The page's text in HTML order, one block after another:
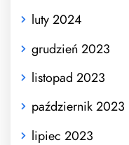
luty 2024
grudzień 2023
listopad 2023
październik 2023
lipiec 2023